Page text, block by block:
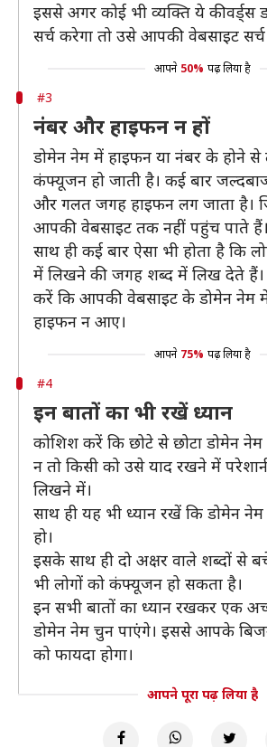
इससे अगर कोई भी व्यक्ति ये कीवर्ड्स
सर्च करेगा तो उसे आपकी वेबसाइट
आपने 50% पढ़ लिया है
#3
नंबर और हाइफन न हों
डोमेन नेम में हाइफन या नंबर के होने से
कंफ्यूजन हो जाती है। कई बार
और गलत जगह हाइफन लग जाता है।
आपकी वेबसाइट तक नहीं पहुंच पाते हैं।
साथ ही कई बार ऐसा भी होता है कि
में लिखने की जगह शब्द में लिख देते
करें कि आपकी वेबसाइट के डोमेन नेम
हाइफन न आए।
आपने 75% पढ़ लिया है
#4
इन बातों का भी रखें ध्यान
कोशिश करें कि छोटे से छोटा डोमेन
न तो किसी को उसे याद रखने में
लिखने में।
साथ ही यह भी ध्यान रखें कि डोमेन नेम
हो।
इसके साथ ही दो अक्षर वाले शब्दों से
भी लोगों को कंफ्यूजन हो सकता है।
इन सभी बातों का ध्यान रखकर एक
डोमेन नेम चुन पाएंगे। इससे आपके
को फायदा होगा।
आपने पूरा पढ़ लिया है